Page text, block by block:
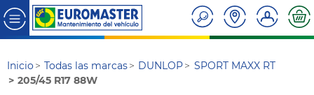
Inicio Todas las marcas DUNLOP
SPORT MAXX RT
205/45 R17 88W